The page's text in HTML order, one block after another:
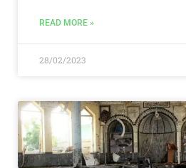
READ MORE »
28/02/2023